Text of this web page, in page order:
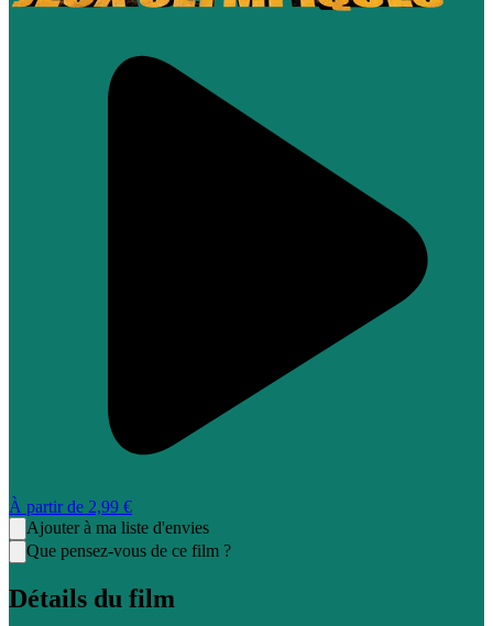
À partir de 2,99 €
Ajouter à ma liste d'envies
Que pensez-vous de ce film ?
Détails du film